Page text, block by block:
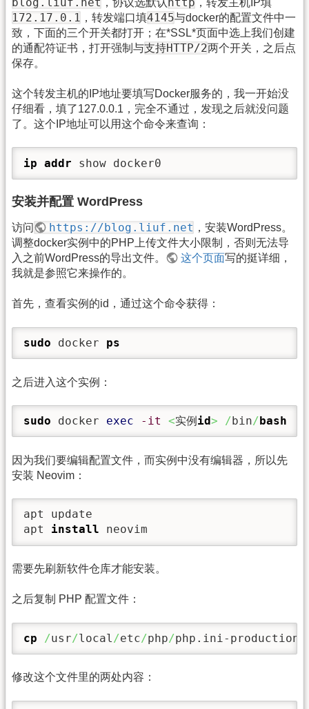
172.17.0.1 ，转发端口填4145与docker的配置文件中一
致，下面的三个开关都打开；在*SSL*页面中选上我们创建
的通配符证书，打开强制与支持HTTP/2两个开关，之后点
保存。
这个转发主机的IP地址要填写Docker服务的，我一开始没
仔细看，填了127.0.0.1，完全不通过，发现之后就没问题
了。这个IP地址可以用这个命令来查询：
ip addr show docker0
安装并配置 WordPress
访问 https://blog.liuf.net ，安装WordPress。
调整docker实例中的PHP上传文件大小限制，否则无法导
入之前WordPress的导出文件。
这个页面写的挺详细，
我就是参照它来操作的。
首先，查看实例的id，通过这个命令获得：
sudo docker ps
之后进入这个实例：
sudo docker exec -it <实例 id> / bin/ bash
因为我们要编辑配置文件，而实例中没有编辑器，所以先
安装 Neovim：
apt update
apt install neovim
需要先刷新软件仓库才能安装。
之后复制 PHP 配置文件：
cp /usr/local/etc/php/php.ini-production
修改这个文件里的两处内容：